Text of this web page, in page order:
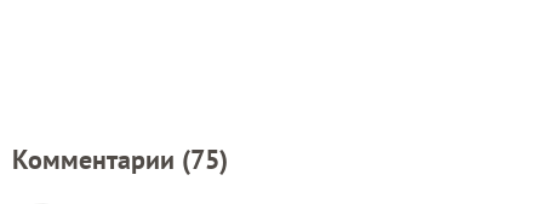
Комментарии (75)